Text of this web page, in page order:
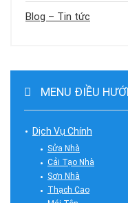
Blog – Tin tức
MENU ĐIỀU
Dịch Vụ Chính
Sửa Nhà
Cải Tạo Nhà
Sơn Nhà
Thạch Cao